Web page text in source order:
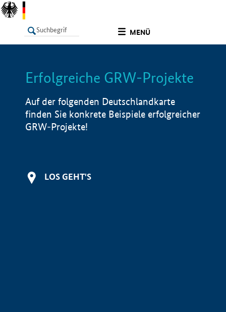
MENÜ
LISTE Info
Erfolgreiche GRW-Projekte
Auf der folgenden Deutschlandkarte
finden Sie konkrete Beispiele erfolgreicher
GRW-Projekte!
LOS GEHT'S